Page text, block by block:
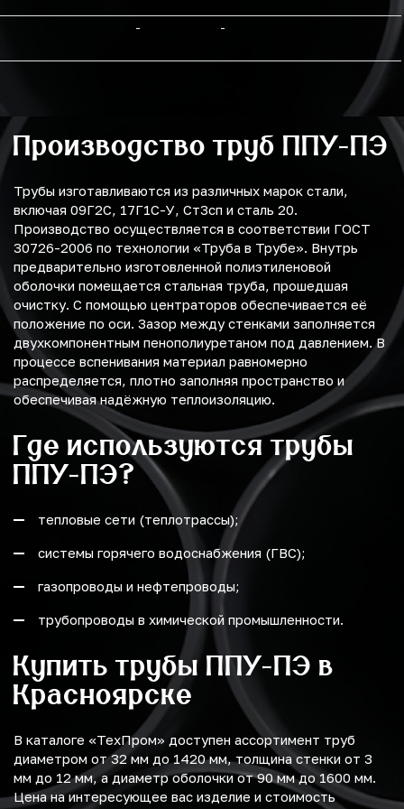
- -
Производство труб ППУ-ПЭ
Трубы изготавливаются из различных марок стали,
включая 09Г2С, 17Г1С-У, Ст3сп и сталь 20.
Производство осуществляется в соответствии ГОСТ
30726-2006 по технологии «Труба в Трубе». Внутрь
предварительно изготовленной полиэтиленовой
оболочки помещается стальная труба, прошедшая
очистку. С помощью центраторов обеспечивается её
положение по оси. Зазор между стенками заполняется
двухкомпонентным пенополиуретаном под давлением. В
процессе вспенивания материал равномерно
распределяется, плотно заполняя пространство и
обеспечивая надёжную теплоизоляцию.
Где используются трубы
ППУ-ПЭ?
тепловые сети (теплотрассы);
системы горячего водоснабжения (ГВС);
газопроводы и нефтепроводы;
трубопроводы в химической промышленности.
Купить трубы ППУ-ПЭ в
Красноярске
В каталоге «ТехПром» доступен ассортимент труб
диаметром от 32 мм до 1420 мм, толщина стенки от 3
мм до 12 мм, а диаметр оболочки от 90 мм до 1600 мм.
Цена на интересующее вас изделие и стоимость